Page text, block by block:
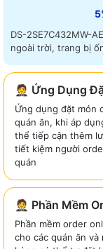
DS-2SE7C432MW-
ngoài trời, trang bị
🤵 Ứng Dụng
Ứng dụng đặt món
quán ăn, khi áp
thể tiếp cận thêm
tiết kiệm người
quán
🤵 Phần Mềm
Phần mềm order
cho các quán ăn